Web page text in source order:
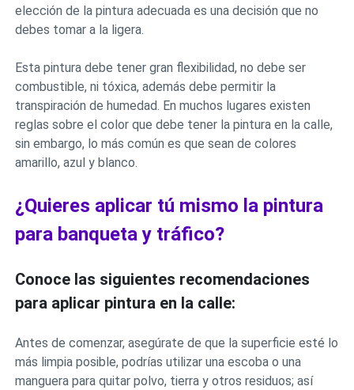
elección de la pintura adecuada es una decisión que no
debes tomar a la ligera.
Esta pintura debe tener gran flexibilidad, no debe ser
combustible, ni tóxica, además debe permitir la
transpiración de humedad. En muchos lugares existen
reglas sobre el color que debe tener la pintura en la calle,
sin embargo, lo más común es que sean de colores
amarillo, azul y blanco.
¿Quieres aplicar tú mismo la pintura
para banqueta y tráfico?
Conoce las siguientes recomendaciones
para aplicar pintura en la calle:
Antes de comenzar, asegúrate de que la superficie esté lo
más limpia posible, podrías utilizar una escoba o una
manguera para quitar polvo, tierra y otros residuos; así